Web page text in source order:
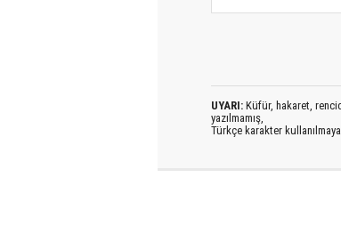
UYARI: Küfür, hakaret,
yazılmamış,
Türkçe karakter